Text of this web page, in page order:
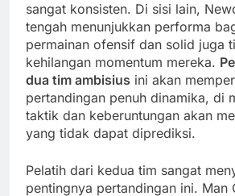
sangat konsisten. Di sisi lain,
tengah menunjukkan performa
permainan ofensif dan solid juga
kehilangan momentum mereka.
dua tim ambisius ini akan
pertandingan penuh dinamika, di
taktik dan keberuntungan akan
yang tidak dapat diprediksi.
Pelatih dari kedua tim sangat
pentingnya pertandingan ini. Man